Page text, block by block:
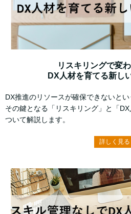
リスキリングで変
DX人材を育てる新し
DX推進のリソースが確保できないとい
その鍵となる「リスキリング」と「
ついて解説します。
詳しく見る